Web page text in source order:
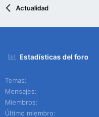
Actualidad
Estadísticas del foro
Temas
Mensajes
Miembros
Último miembro